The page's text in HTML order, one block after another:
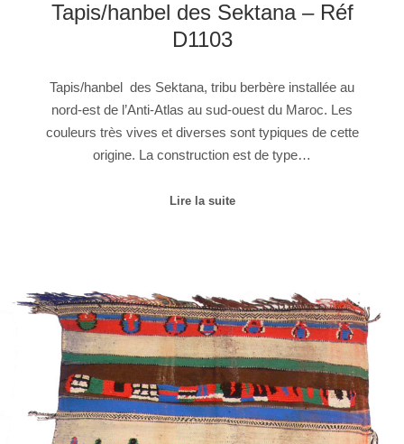
Tapis/hanbel des Sektana – Réf
D1103
Tapis/hanbel des Sektana, tribu berbère installée au
nord-est de l’Anti-Atlas au sud-ouest du Maroc. Les
couleurs très vives et diverses sont typiques de cette
origine. La construction est de type…
Lire la suite